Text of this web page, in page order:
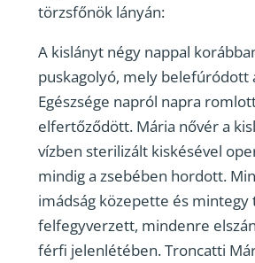
törzsfőnök lányán:
A kislányt négy nappal
puskagolyó, mely belefúródott
Egészsége napról napra
elfertőződött. Mária nővér a
vízben sterilizált kiskésével
mindig a zsebében hordott.
imádság közepette és mintegy
felfegyverzett, mindenre
férfi jelenlétében. Troncatti